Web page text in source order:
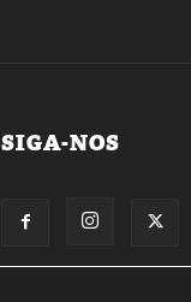
SIGA-NOS